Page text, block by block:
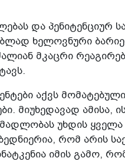
და პენიტენციურ
ხელოვნური
მკაცრი
აქვს
მიუხედავად ამისა,
უხდის ყველა
რომ არის
იმის გამო,